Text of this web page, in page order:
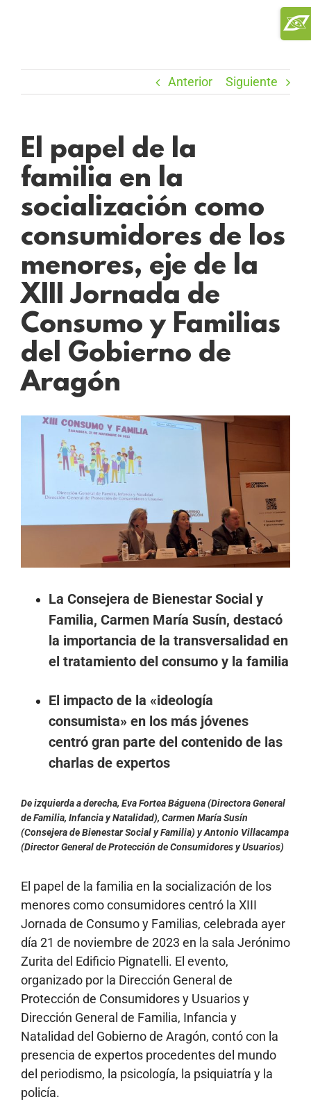
Anterior Siguiente
El papel de la
familia en la
socialización como
consumidores de los
menores, eje de la
XIII Jornada de
Consumo y Familias
del Gobierno de
Aragón
imagen
grande
La Consejera de Bienestar Social y
Familia, Carmen María Susín, destacó
la importancia de la transversalidad en
el tratamiento del consumo y la familia
El impacto de la «ideología
consumista» en los más jóvenes
centró gran parte del contenido de las
charlas de expertos
De izquierda a derecha, Eva Fortea Báguena (Directora General
de Familia, Infancia y Natalidad), Carmen María Susín
(Consejera de Bienestar Social y Familia) y Antonio Villacampa
(Director General de Protección de Consumidores y Usuarios)
El papel de la familia en la socialización de los
menores como consumidores centró la XIII
Jornada de Consumo y Familias, celebrada ayer
día 21 de noviembre de 2023 en la sala Jerónimo
Zurita del Edificio Pignatelli. El evento,
organizado por la Dirección General de
Protección de Consumidores y Usuarios y
Dirección General de Familia, Infancia y
Natalidad del Gobierno de Aragón, contó con la
presencia de expertos procedentes del mundo
del periodismo, la psicología, la psiquiatría y la
policía.
Area